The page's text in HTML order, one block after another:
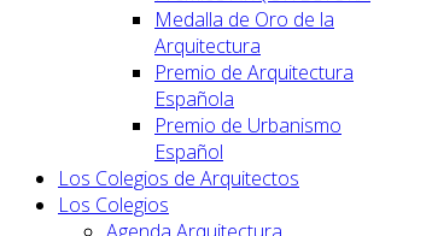
Medalla de Oro de la
Arquitectura
Premio de Arquitectura
Española
Premio de Urbanismo
Español
Los Colegios de Arquitectos
Los Colegios